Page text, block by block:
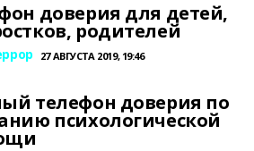
доверия для детей,
родителей
27 АВГУСТА 2019, 19:46
телефон доверия по
психологической